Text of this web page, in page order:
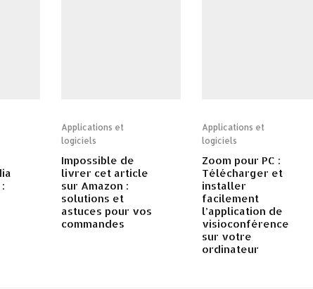
Applications et
logiciels
Impossible de
livrer cet article
sur Amazon :
solutions et
astuces pour vos
commandes
Applications et
logiciels
Zoom pour PC :
Télécharger et
installer
facilement
l’application de
visioconférence
sur votre
ordinateur